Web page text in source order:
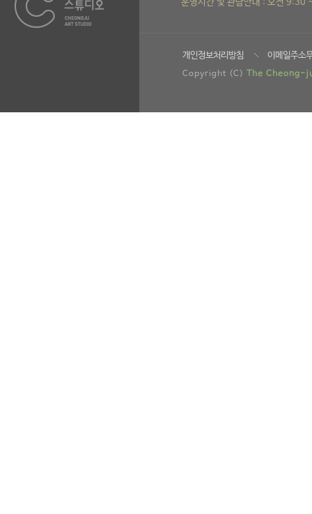
운영시간 및 관람안내 : 오전 9:30
개인정보처리방침 이메일주소
Copyright (C) The Cheong-